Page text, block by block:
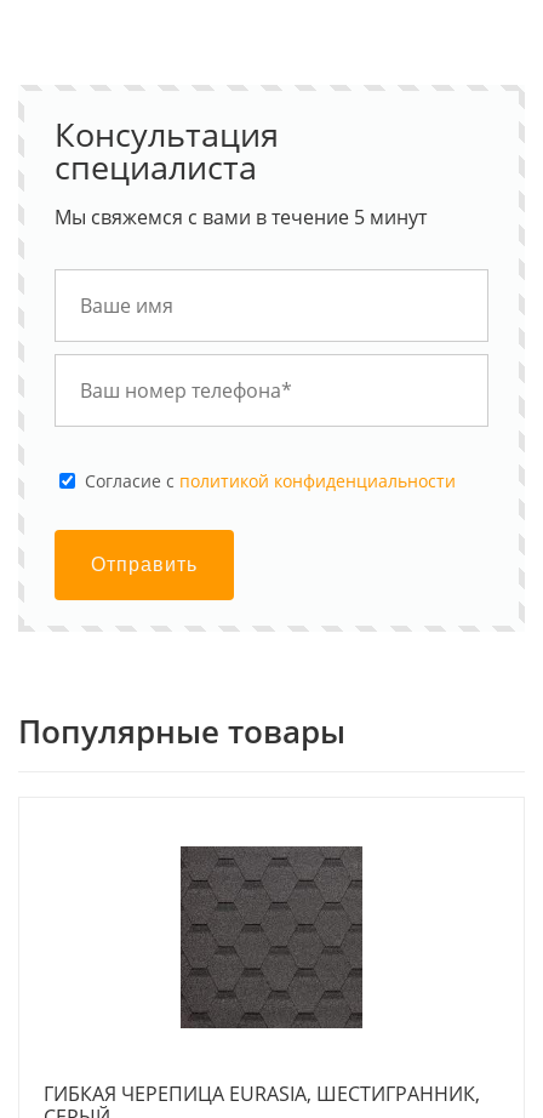
Консультация
специалиста
Мы свяжемся с вами в течение 5 минут
Cогласие с политикой конфиденциальности
Отправить
Популярные товары
ГИБКАЯ ЧЕРЕПИЦА EURASIA, ШЕСТИГРАННИК,